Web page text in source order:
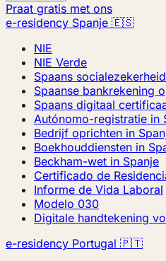
Praat gratis met ons
e-residency Spanje 🇪🇸
NIE
NIE Verde
Spaans
Spaanse bankrekening
Spaans digitaal
Autónomo-registratie in
Bedrijf oprichten in
Boekhouddiensten in
Beckham-wet in Spanje
Certificado de
Informe de Vida Laboral
Modelo 030
Digitale handtekening
e-residency Portugal 🇵🇹